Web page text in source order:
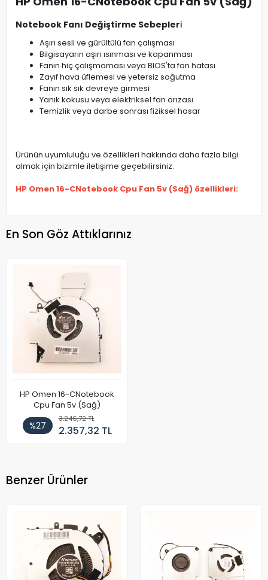
Notebook Fanı Değiştirme Sebepleri
Aşırı sesli ve gürültülü fan çalışması
Bilgisayarın aşırı ısınması ve kapanması
Fanın hiç çalışmaması veya BIOS'ta fan hatası
Zayıf hava üflemesi ve yetersiz soğutma
Fanın sık sık devreye girmesi
Yanık kokusu veya elektriksel fan arızası
Temizlik veya darbe sonrası fiziksel hasar
Ürünün uyumluluğu ve özellikleri hakkında daha fazla bilgi
almak için bizimle iletişime geçebilirsiniz.
HP Omen 16-CNotebook Cpu Fan 5v (Sağ) özellikleri:
En Son Göz Attıklarınız
HP Omen 16-CNotebook
Cpu Fan 5v (Sağ)
%27
3.246,72 TL
2.357,32 TL
Benzer Ürünler